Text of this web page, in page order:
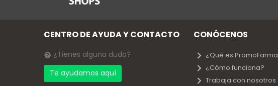
CENTRO DE AYUDA Y CONTACTO
¿Tienes alguna duda?
Te ayudamos aquí
CONÓCENOS
¿Qué es
¿Cómo funciona?
Trabaja con nosotros